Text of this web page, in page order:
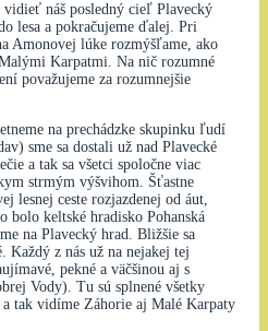
náš posledný cieľ Plavecký
lesa a pokračujeme ďalej. Pri
Amonovej lúke rozmýšľame, ako
Karpatmi. Na nič rozumné
považujeme za rozumnejšie
na prechádzke skupinku ľudí
sme sa dostali už nad Plavecké
a tak sa všetci spoločne viac
strmým výšvihom. Šťastne
lesnej ceste rozjazdenej od áut,
bolo keltské hradisko Pohanská
na Plavecký hrad. Bližšie sa
Každý z nás už na nejakej tej
pekné a väčšinou aj s
Vody). Tu sú splnené všetky
tak vidíme Záhorie aj Malé Karpaty